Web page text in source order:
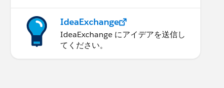
IdeaExchange
IdeaExchange にアイデアを送信し
てください。